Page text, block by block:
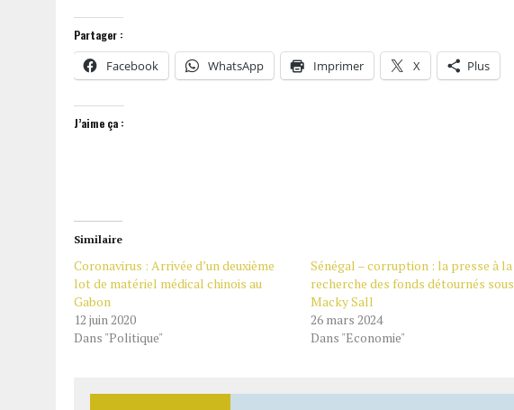
Partager :
Facebook WhatsApp Imprimer X Plus
J’aime ça :
Similaire
Coronavirus : Arrivée d’un deuxième
lot de matériel médical chinois au
Gabon
12 juin 2020
Dans "Politique"
Sénégal – corruption : la presse à la
recherche des fonds détournés sous
Macky Sall
26 mars 2024
Dans "Economie"